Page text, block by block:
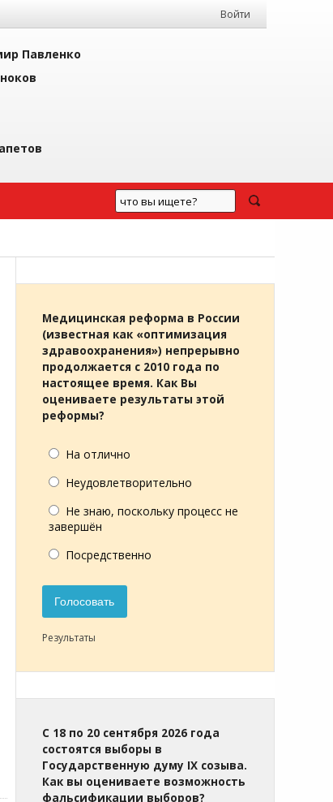
Войти
Павленко
Медицинская реформа в России
(известная как «оптимизация
здравоохранения») непрерывно
продолжается с 2010 года по
настоящее время. Как Вы
оцениваете результаты этой
реформы?
На отлично
Неудовлетворительно
Не знаю, поскольку процесс не
завершён
Посредственно
Голосовать
Результаты
С 18 по 20 сентября 2026 года
состоятся выборы в
Государственную думу IX созыва.
Как вы оцениваете возможность
фальсификации выборов?